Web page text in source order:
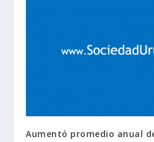
Aumentó promedio anual